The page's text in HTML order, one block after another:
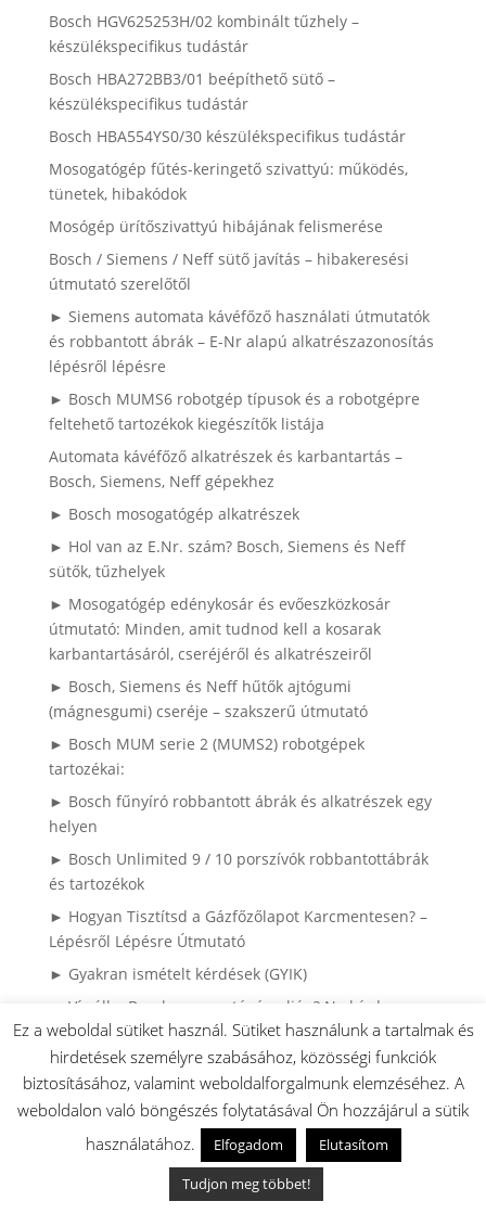
Bosch HGV625253H/02 kombinált tűzhely –
készülékspecifikus tudástár
Bosch HBA272BB3/01 beépíthető sütő –
készülékspecifikus tudástár
Bosch HBA554YS0/30 készülékspecifikus tudástár
Mosogatógép fűtés-keringető szivattyú: működés,
tünetek, hibakódok
Mosógép ürítőszivattyú hibájának felismerése
Bosch / Siemens / Neff sütő javítás – hibakeresési
útmutató szerelőtől
► Siemens automata kávéfőző használati útmutatók
és robbantott ábrák – E-Nr alapú alkatrészazonosítás
lépésről lépésre
► Bosch MUMS6 robotgép típusok és a robotgépre
feltehető tartozékok kiegészítők listája
Automata kávéfőző alkatrészek és karbantartás –
Bosch, Siemens, Neff gépekhez
► Bosch mosogatógép alkatrészek
► Hol van az E.Nr. szám? Bosch, Siemens és Neff
sütők, tűzhelyek
► Mosogatógép edénykosár és evőeszközkosár
útmutató: Minden, amit tudnod kell a kosarak
karbantartásáról, cseréjéről és alkatrészeiről
► Bosch, Siemens és Neff hűtők ajtógumi
(mágnesgumi) cseréje – szakszerű útmutató
► Bosch MUM serie 2 (MUMS2) robotgépek
tartozékai:
► Bosch fűnyíró robbantott ábrák és alkatrészek egy
helyen
► Bosch Unlimited 9 / 10 porszívók robbantottábrák
és tartozékok
► Hogyan Tisztítsd a Gázfőzőlapot Karcmentesen? –
Lépésről Lépésre Útmutató
► Gyakran ismételt kérdések (GYIK)
► Víz áll a Bosch mosogatógép alján? Ne hívd a
szerelőt, ezt nézd meg először! (+VIDEÓ)
► Miért mennek tönkre a ruhák mosás közben? – Így
látja egy mosógépszerelő
► Bosch Tronic Bojlerek robbantott ábrái
alkatrészkeresővel
► 5 hiba ami lehet hogy nem a mosogatógép hibája:
Ez a weboldal sütiket használ. Sütiket használunk a tartalmak és
hirdetések személyre szabásához, közösségi funkciók
biztosításához, valamint weboldalforgalmunk elemzéséhez. A
weboldalon való böngészés folytatásával Ön hozzájárul a sütik
használatához.
Elfogadom
Elutasítom
Tudjon meg többet!